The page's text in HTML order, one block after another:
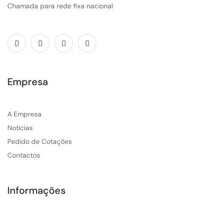
Chamada para rede fixa nacional
Empresa
A Empresa
Noticias
Pedido de Cotações
Contactos
Informações